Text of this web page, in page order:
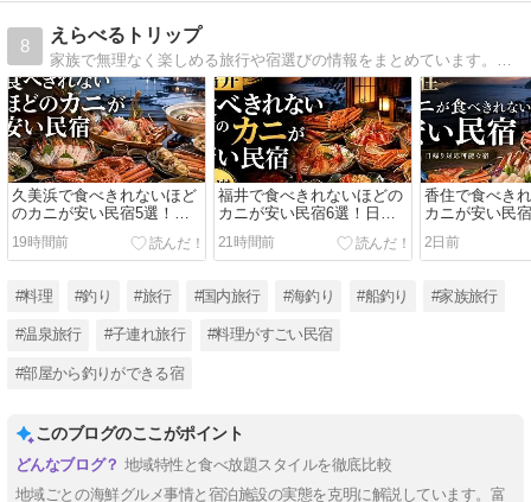
8
えらべるトリップ
家族で無理なく楽しめる旅行や宿選びの情報をまとめています。海の近くで少し釣りを楽しめる宿、子ども連れでも動きやすい釣り旅、景色や食事も大切にできる宿を中心に紹介。
久美浜で食べきれないほど
のカニが安い民宿5選！日
帰りで行ける宿も紹介
19時間前
福井で食べきれないほどの
カニが安い民宿6選！日帰
りランチや名湯が楽しめる
宿
21時間前
香住で食べき
カニが安い民
りでも行ける
2日前
#料理 #釣り #旅行 #国内旅行 #海釣り #船釣り #家族旅行
#温泉旅行 #子連れ旅行 #料理がすごい民宿
#部屋から釣りができる宿
このブログのここがポイント
地域特性と食べ放題スタイルを徹底比較
地域ごとの海鮮グルメ事情と宿泊施設の実態を克明に解説しています。富